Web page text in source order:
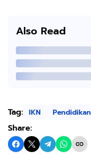
Also Read
Tag: IKN Pendidikan
Share: